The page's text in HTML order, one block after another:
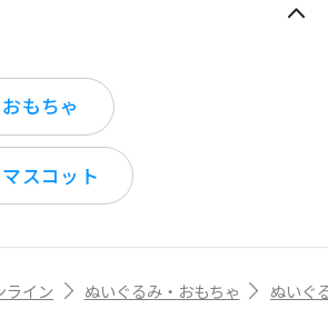
もちゃ
スコット
ライン ぬいぐるみ・おもちゃ ぬいぐ